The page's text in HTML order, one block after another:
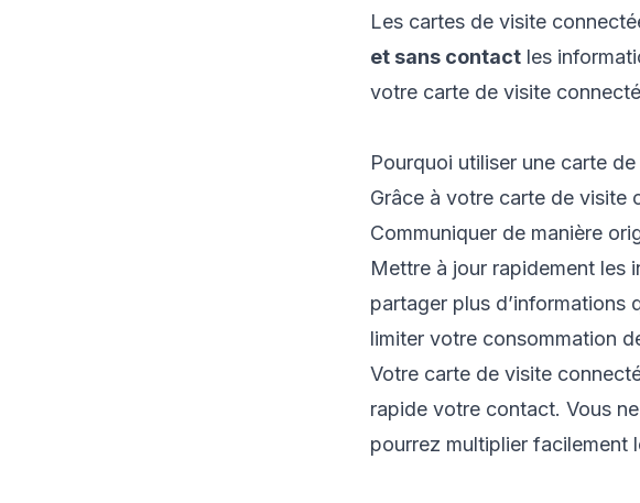
Les cartes de visite
et sans contact les
votre carte de visite
Pourquoi utiliser une carte
Grâce à votre carte de visite
Communiquer de manière
Mettre à jour rapidement les
partager plus d’informations
limiter votre consommation
Votre carte de visite
rapide votre contact. Vous
pourrez multiplier facilement